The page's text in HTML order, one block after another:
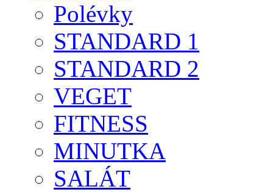
Polévky
STANDARD 1
STANDARD 2
VEGET
FITNESS
MINUTKA
SALÁT